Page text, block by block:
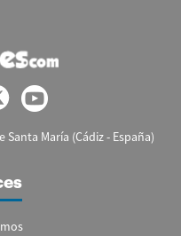
María (Cádiz - España)